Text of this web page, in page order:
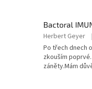
Bactoral
Hodnocení
produktu
je
5
Herbert Geyer |
Po třech dnech
zkouším
záněty.Mám